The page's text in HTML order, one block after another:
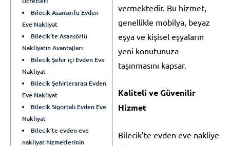
Bilecik Asansörlü Evden
Eve Nakliyat
Bilecik’te Asansörlü
Nakliyatın Avantajları:
Bilecik Şehir içi Evden Eve
Nakliyat
Bilecik Şehirlerarası Evden
Eve Nakliyat
Bilecik Sigortalı Evden Eve
Nakliyat
Bilecik’te evden eve
nakliyat hizmetlerinin
vermektedir. Bu hizmet,
genellikle mobilya, beyaz
eşya ve kişisel eşyaların
yeni konutunuza
taşınmasını kapsar.
Kaliteli ve Güvenilir
Hizmet
Bilecik’te evden eve nakliye